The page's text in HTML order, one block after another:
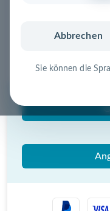
Abbrechen
Sie können die
Schnell,